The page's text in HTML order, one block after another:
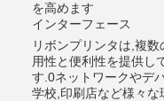
を高めます
インターフェース
リボンプリンタは,複
用性と便利性を提供し
す.0ネットワークやデ
学校,印刷店など様々な